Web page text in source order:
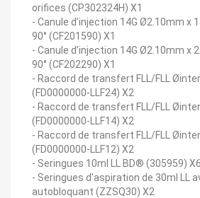
orifices (CP302324H) X1
- Canule d’injection 14G Ø2.10mm x
90° (CF201590) X1
- Canule d’injection 14G Ø2.10mm x
90° (CF202290) X1
- Raccord de transfert FLL/FLL
(FD0000000-LLF24) X2
- Raccord de transfert FLL/FLL
(FD0000000-LLF14) X2
- Raccord de transfert FLL/FLL
(FD0000000-LLF12) X2
- Seringues 10ml LL BD® (305959) X6
- Seringues d'aspiration de 30ml LL
autobloquant (ZZSQ30) X2